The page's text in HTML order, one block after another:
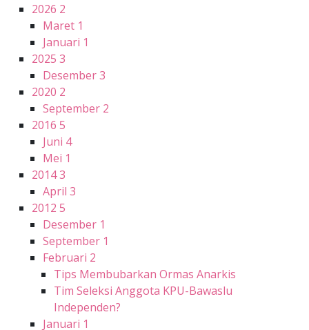
2026 2
Maret 1
Januari 1
2025 3
Desember3
2020 2
September 2
2016 5
Juni 4
Mei 1
20143
April 3
2012 5
Desember 1
September 1
Februari 2
Tips Membubarkan Ormas Anarkis
Tim Seleksi Anggota KPU-Bawaslu
Independen?
Januari 1